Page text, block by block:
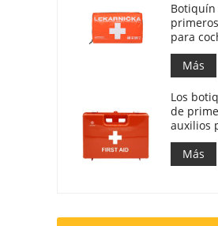
Botiquín
para
con la
č.143/
Más
Los
de
auxilios
trabajo
DM 388
Más